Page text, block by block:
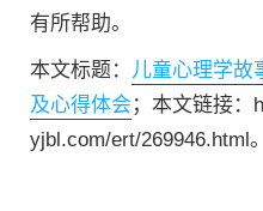
有所帮助。
本文标题： 儿童心理学故
及心得体会；本文链接：
yjbl.com/ert/269946.html。